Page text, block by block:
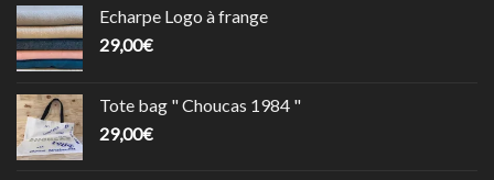
Echarpe Logo à frange
29,00€
Tote bag " Choucas 1984 "
29,00€